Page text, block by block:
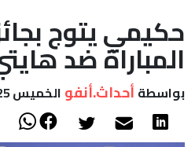
حكيمي يتوج
المباراة ضد
بواسطة أحداث.أنفو الخميس 25 يونيو, 2026 - 12:32